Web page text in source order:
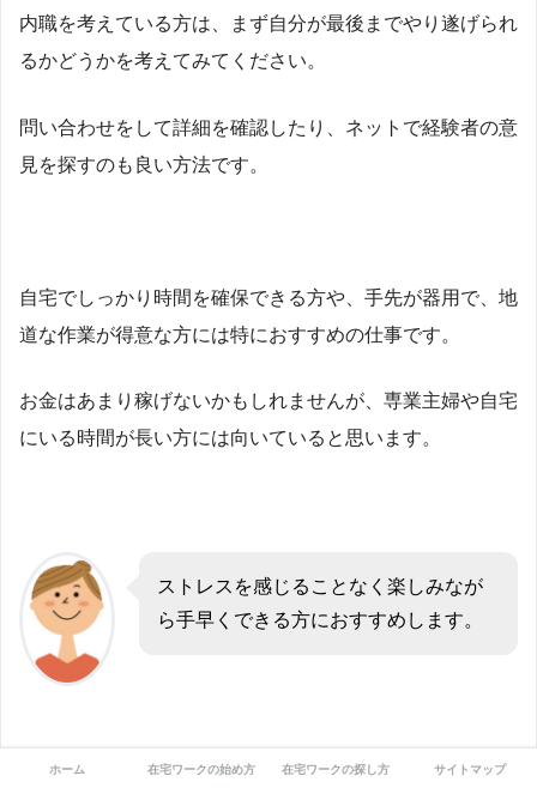
内職を考えている方は、まず自分が最後までやり遂げられ
るかどうかを考えてみてください。
問い合わせをして詳細を確認したり、ネットで経験者の意
見を探すのも良い方法です。
自宅でしっかり時間を確保できる方や、手先が器用で、地
道な作業が得意な方には特におすすめの仕事です。
お金はあまり稼げないかもしれませんが、専業主婦や自宅
にいる時間が長い方には向いていると思います。
ストレスを感じることなく楽しみなが
ら手早くできる方におすすめします。
ホーム 在宅ワークの始め方 在宅ワークの探し方 サイトマップ